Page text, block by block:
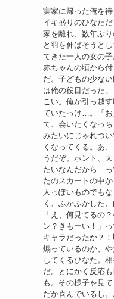
実家に帰った俺を
イキ盛りのひなた
家を離れ、数年ぶ
と羽を伸ばそうと
てきた一人の女の子
赤ちゃんの頃から
だ。子どもの少な
は俺の役目だった
こい。俺が引っ越
ていたっけ…。「お
て、会いたくなっ
みたいにじゃれつ
くなってくる。あ
うだぞ。ホント、
たいなんだから…っ
たのスカートの中
人っぽいものでも
く、ふかふかした
「え、何見てるの
ン？きもーい！」
キャラだったか？
煽っているのか、
してくるひなた。
だ。とにかく反応
も。その様子を見
だか喜んでいるし